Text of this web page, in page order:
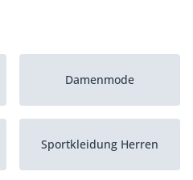
Damenmode
Sportkleidung Herren